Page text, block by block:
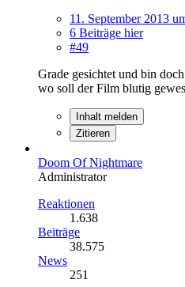
11. September 2013
6 Beiträge hier
#49
Grade gesichtet und bin
wo soll der Film blutig
Inhalt melden
Zitieren
Doom Of Nightmare
Administrator
Reaktionen
1.638
Beiträge
38.575
News
251